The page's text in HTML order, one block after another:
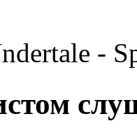
-